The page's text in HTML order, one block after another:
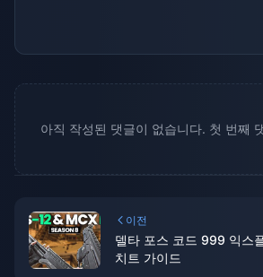
아직 작성된 댓글이 없습니다. 첫 번째
이전
델타 포스 코드 999 익스
치트 가이드